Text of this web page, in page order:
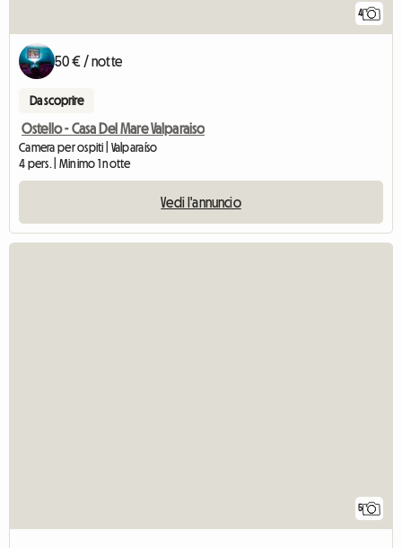
4
50 € / notte
Da scoprire
Ostello - Casa Del Mare Valparaiso
Camera per ospiti | Valparaíso
4 pers. | Minimo 1 notte
Vedi l'annuncio
5